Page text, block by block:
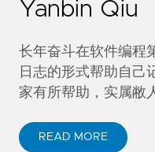
Yanbin Qiu
长年奋斗在软件编程
日志的形式帮助自己
家有所帮助，实属敝
READ MORE